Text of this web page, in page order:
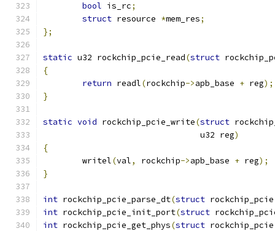
bool is_rc;
struct resource *mem_res;
};
static u32 rockchip_pcie_read(struct
{
return readl(rockchip->apb_base + reg);
}
static void rockchip_pcie_write(struct
				u32 reg
)
{
	writel
(val, rockchip->apb_base + reg);
}
int rockchip_pcie_parse_dt(struct
int rockchip_pcie_init_port(struct
int rockchip_pcie_get_phys(struct